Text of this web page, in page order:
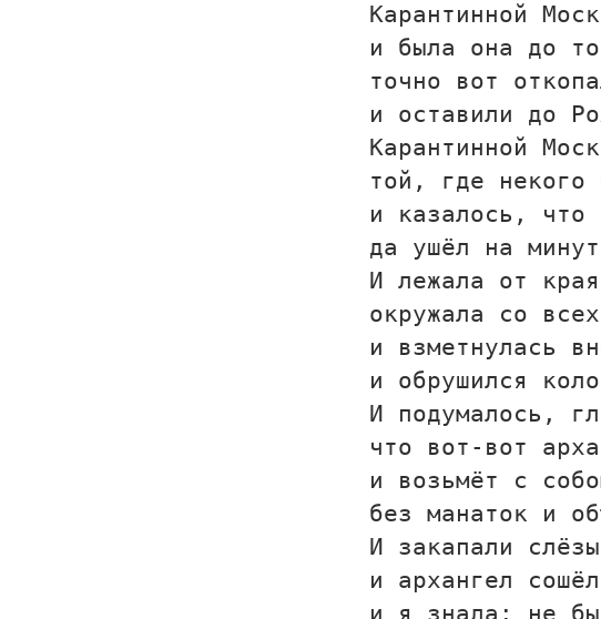
Карантинной
и была она до
точно вот
и оставили до
Карантинной
той, где некого
и казалось, что
да ушёл на
И лежала от
окружала со
и взметнулась
и обрушился
И подумалось,
что вот-вот
и возьмёт с
без манаток и
И закапали
и архангел
и я знала: не